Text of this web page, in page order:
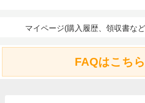
マイページ(購入履歴、領収書な
FAQはこちら